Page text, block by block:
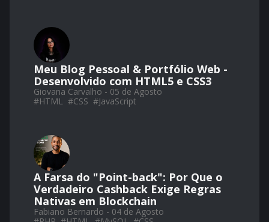
Meu Blog Pessoal & Portfólio Web -
Desenvolvido com HTML5 e CSS3
Giovana Carvalho - 05 de Agosto
#HTML #CSS #JavaScript
A Farsa do "Point-back": Por Que o
Verdadeiro Cashback Exige Regras
Nativas em Blockchain
Fabiano Bernardo - 04 de Agosto